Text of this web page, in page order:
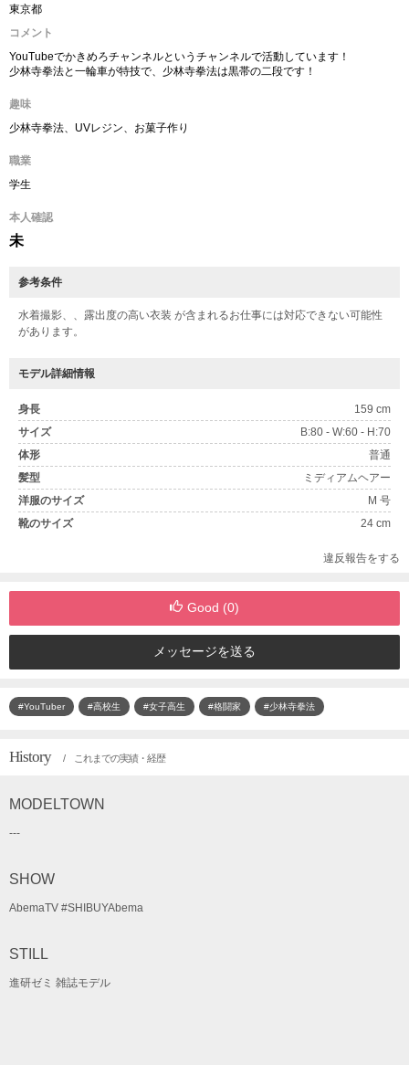
東京都
コメント
YouTubeでかきめろチャンネルというチャンネルで活動しています！
少林寺拳法と一輪車が特技で、少林寺拳法は黒帯の二段です！
趣味
少林寺拳法、UVレジン、お菓子作り
職業
学生
本人確認
未
参考条件
水着撮影、、露出度の高い衣装 が含まれるお仕事には対応できない可能性
があります。
モデル詳細情報
身長
159 cm
サイズ
B:80 - W:60 - H:70
体形
普通
髪型
ミディアムヘアー
洋服のサイズ
M 号
靴のサイズ
24 cm
違反報告をする
Good (0)
メッセージを送る
#YouTuber #高校生 #女子高生 #格闘家 #少林寺拳法
History / これまでの実績・経歴
MODELTOWN
---
SHOW
AbemaTV #SHIBUYAbema
STILL
進研ゼミ 雑誌モデル